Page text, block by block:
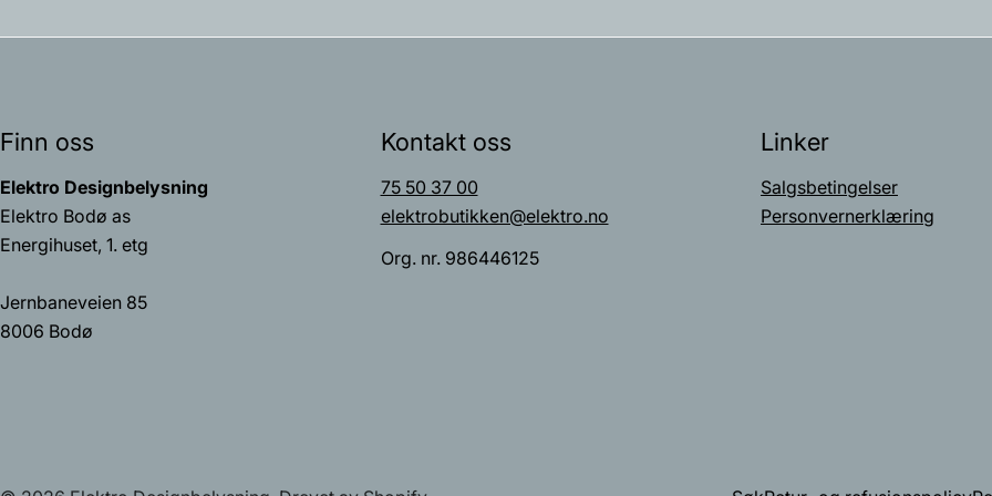
Finn oss
Elektro Designbelysning
Elektro Bodø as
Energihuset, 1. etg
Jernbaneveien 85
8006 Bodø
Kontakt oss
75 50 37 00
elektrobutikken@elektro.no
Org. nr. 986446125
Linker
Salgsbetingelser
Personvernerklæring